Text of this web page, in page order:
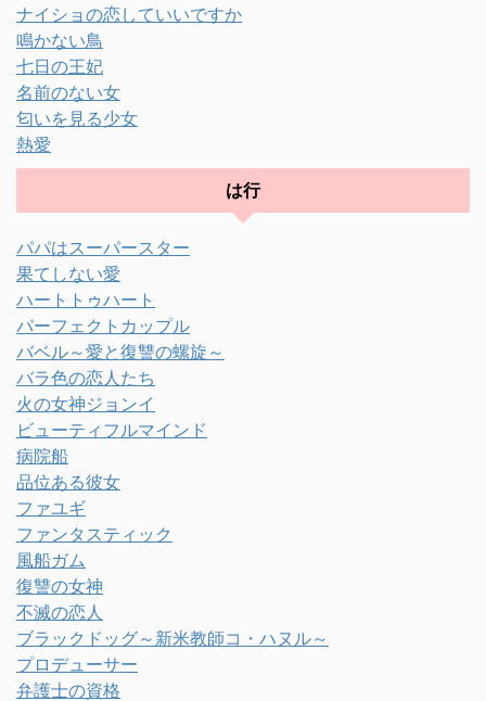
ナイショの恋していいですか
鳴かない鳥
七日の王妃
名前のない女
匂いを見る少女
熱愛
は行
パパはスーパースター
果てしない愛
ハートトゥハート
パーフェクトカップル
バベル～愛と復讐の螺旋～
バラ色の恋人たち
火の女神ジョンイ
ビューティフルマインド
病院船
品位ある彼女
ファユギ
ファンタスティック
風船ガム
復讐の女神
不滅の恋人
ブラックドッグ～新米教師コ・ハヌル～
プロデューサー
弁護士の資格